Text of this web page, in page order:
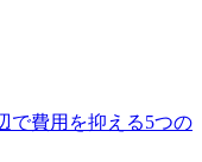
で費用を抑える5つの